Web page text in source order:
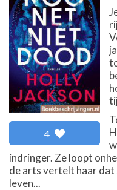
4
indringer. Ze loopt
de arts vertelt haar dat
leven...